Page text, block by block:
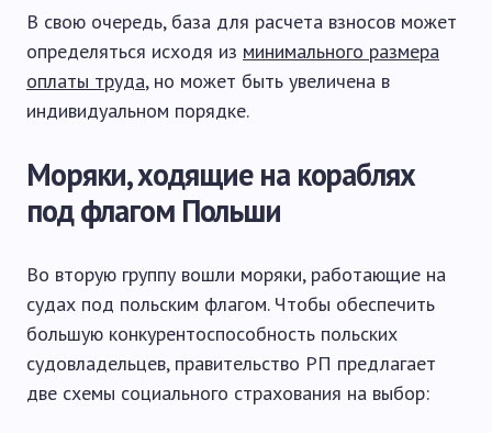
В свою очередь, база для расчета взносов может
определяться исходя из минимального размера
оплаты труда, но может быть увеличена в
индивидуальном порядке.
Моряки, ходящие на кораблях
под флагом Польши
Во вторую группу вошли моряки, работающие на
судах под польским флагом. Чтобы обеспечить
большую конкурентоспособность польских
судовладельцев, правительство РП предлагает
две схемы социального страхования на выбор: